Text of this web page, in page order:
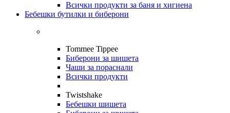
Всички продукти за баня и хигиена
Бебешки бутилки и биберони
Tommee Tippee
Биберони за шишета
Чаши за пораснали
Всички продукти
Twistshake
Бебешки шишета